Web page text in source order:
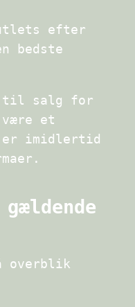
efter
bedste
til salg for
et
er imidlertid
overblik